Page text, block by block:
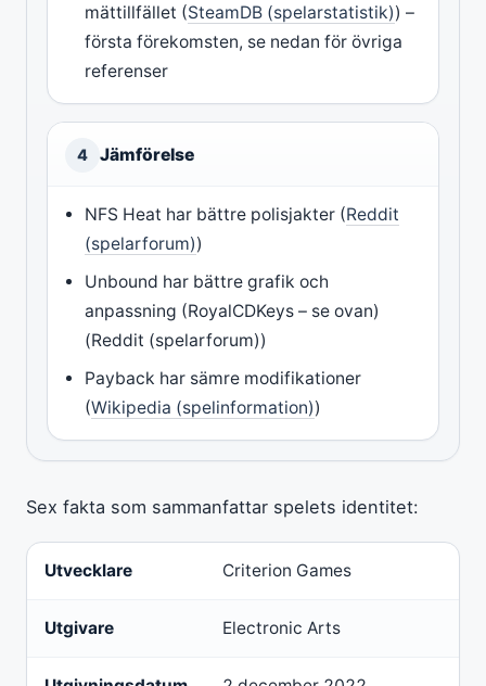
mättillfället (SteamDB (spelarstatistik)) –
första förekomsten, se nedan för övriga
referenser
4 Jämförelse
NFS Heat har bättre polisjakter (Reddit
(spelarforum))
Unbound har bättre grafik och
anpassning (RoyalCDKeys – se ovan)
(Reddit (spelarforum))
Payback har sämre modifikationer
(Wikipedia (spelinformation))
Sex fakta som sammanfattar spelets identitet:
Utvecklare Criterion Games
Utgivare Electronic Arts